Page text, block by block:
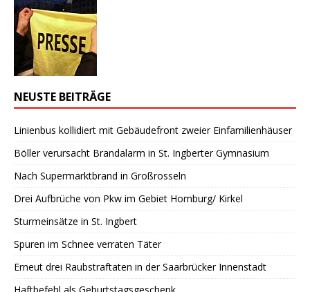
NEUSTE BEITRÄGE
Linienbus kollidiert mit Gebäudefront zweier Einfamilienhäuser
Böller verursacht Brandalarm in St. Ingberter Gymnasium
Nach Supermarktbrand in Großrosseln
Drei Aufbrüche von Pkw im Gebiet Homburg/ Kirkel
Sturmeinsätze in St. Ingbert
Spuren im Schnee verraten Täter
Erneut drei Raubstraftaten in der Saarbrücker Innenstadt